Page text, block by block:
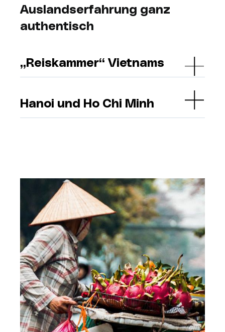
Auslandserfahrung ganz
authentisch
„Reiskammer“ Vietnams
Hanoi und Ho Chi Minh